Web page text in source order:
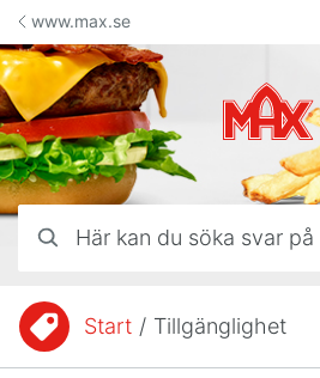
Hoppa till innehåll
Här kan du söka svar på din fråga!
www.max.se
Du är här:Start / Tillgänglighet